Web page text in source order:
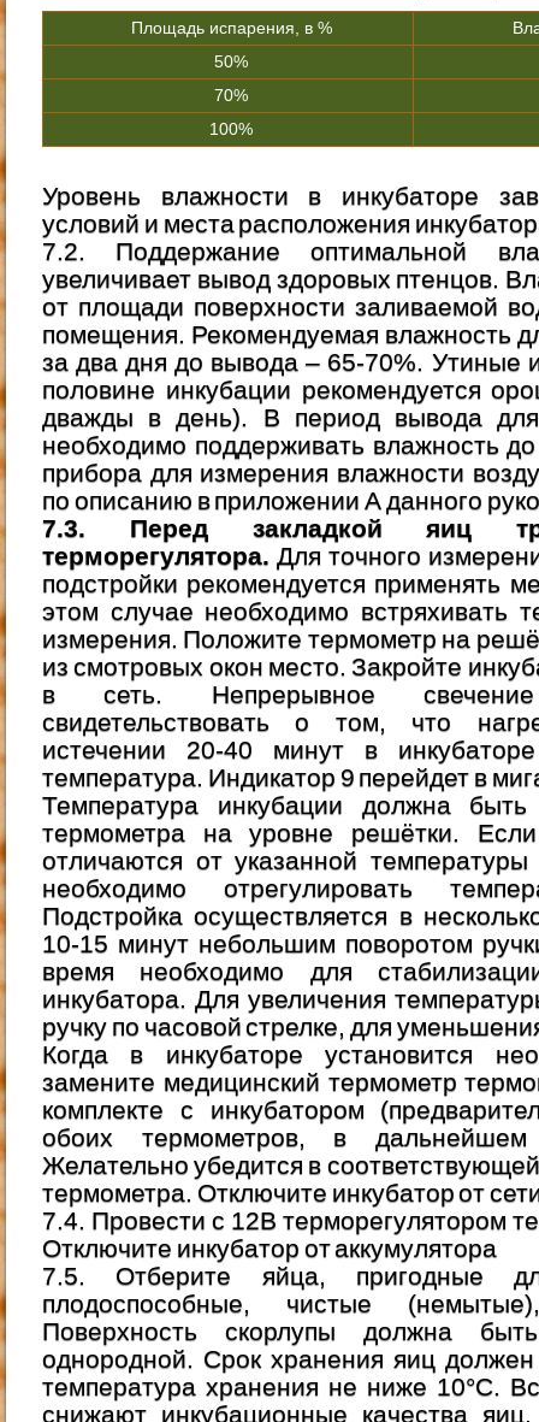
Площадь испарения, в %
50%
70%
100%
Уровень влажности в инкубаторе
условий и места расположения
7.2. Поддержание оптимальной
увеличивает вывод здоровых птенцов.
от площади поверхности заливаемой
помещения. Рекомендуемая влажность
за два дня до вывода – 65-70%. Утиные
половине инкубации рекомендуется
дважды в день). В период вывода
необходимо поддерживать влажность
прибора для измерения влажности
по описанию в приложении А данного
7.3. Перед закладкой яиц
терморегулятора. Для точного
подстройки рекомендуется применять
этом случае необходимо встряхивать
измерения. Положите термометр на
из смотровых окон место. Закройте
в сеть. Непрерывное
свидетельствовать о том, что
истечении 20-40 минут в
температура. Индикатор 9 перейдет в
Температура инкубации должна
термометра на уровне решётки.
отличаются от указанной
необходимо отрегулировать
Подстройка осуществляется в
10-15 минут небольшим поворотом
время необходимо для
инкубатора. Для увеличения
ручку по часовой стрелке, для
Когда в инкубаторе установится
замените медицинский термометр
комплекте с инкубатором
обоих термометров, в дальнейшем
Желательно убедится в
термометра. Отключите инкубатор от
7.4. Провести с 12В терморегулятором
Отключите инкубатор от аккумулятора
7.5. Отберите яйца, пригодные
плодоспособные, чистые
Поверхность скорлупы должна
однородной. Срок хранения яиц
температура хранения не ниже 10°С.
снижают инкубационные качества